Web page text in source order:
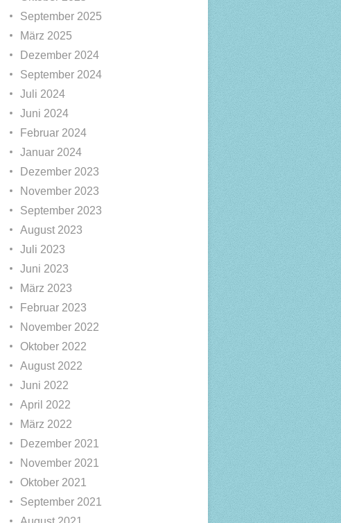
September 2025
März 2025
Dezember 2024
September 2024
Juli 2024
Juni 2024
Februar 2024
Januar 2024
Dezember 2023
November 2023
September 2023
August 2023
Juli 2023
Juni 2023
März 2023
Februar 2023
November 2022
Oktober 2022
August 2022
Juni 2022
April 2022
März 2022
Dezember 2021
November 2021
Oktober 2021
September 2021